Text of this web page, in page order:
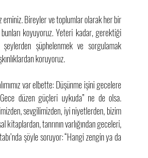
eminiz. Bireyler ve toplumlar olarak her bir
koyuyoruz. Yeteri kadar, gerektiği
şüphelenmek ve sorgulamak
koruyoruz.
var elbette: Düşünme işini gecelere
düzen güçleri uykuda” ne de olsa.
sevgilimizden, iyi niyetlerden, bizim
kitaplardan, tanrının varlığından geceleri,
şöyle soruyor: “Hangi zengin ya da